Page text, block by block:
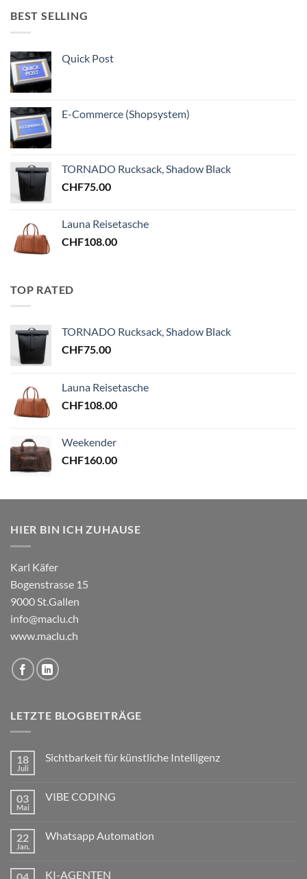
BEST SELLING
Quick Post
E-Commerce (Shopsystem)
TORNADO Rucksack, Shadow Black
CHF75.00
Launa Reisetasche
CHF108.00
TOP RATED
TORNADO Rucksack, Shadow Black
CHF75.00
Launa Reisetasche
CHF108.00
Weekender
CHF160.00
HIER BIN ICH ZUHAUSE
Karl Käfer
Bogenstrasse 15
9000 St.Gallen
info@maclu.ch
www.maclu.ch
LETZTE BLOGBEITRÄGE
18
Juli
Sichtbarkeit für künstliche Intelligenz
Sichtbarkeit
03
Mai
VIBE CODING
VIBE
22
Jan.
Whatsapp Automation
Whatsapp
KI-AGENTEN